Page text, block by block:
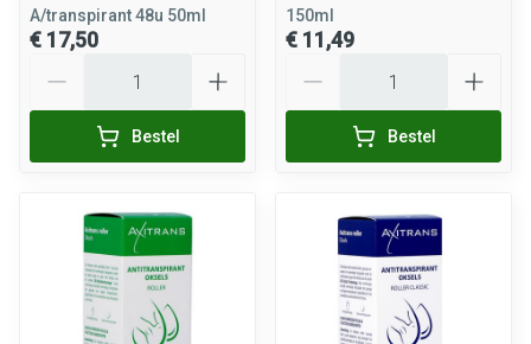
A/transpirant 48u 50ml
€ 17,50
Bestel
150ml
€ 11,49
Bestel